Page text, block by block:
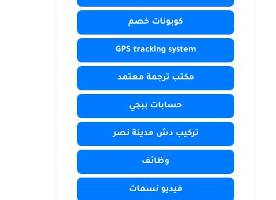
كوبونات خصم
GPS tracking system
مكتب ترجمة معتمد
حسابات ببجي
تركيب دش مدينة نصر
وظائف
فيديو نسمات